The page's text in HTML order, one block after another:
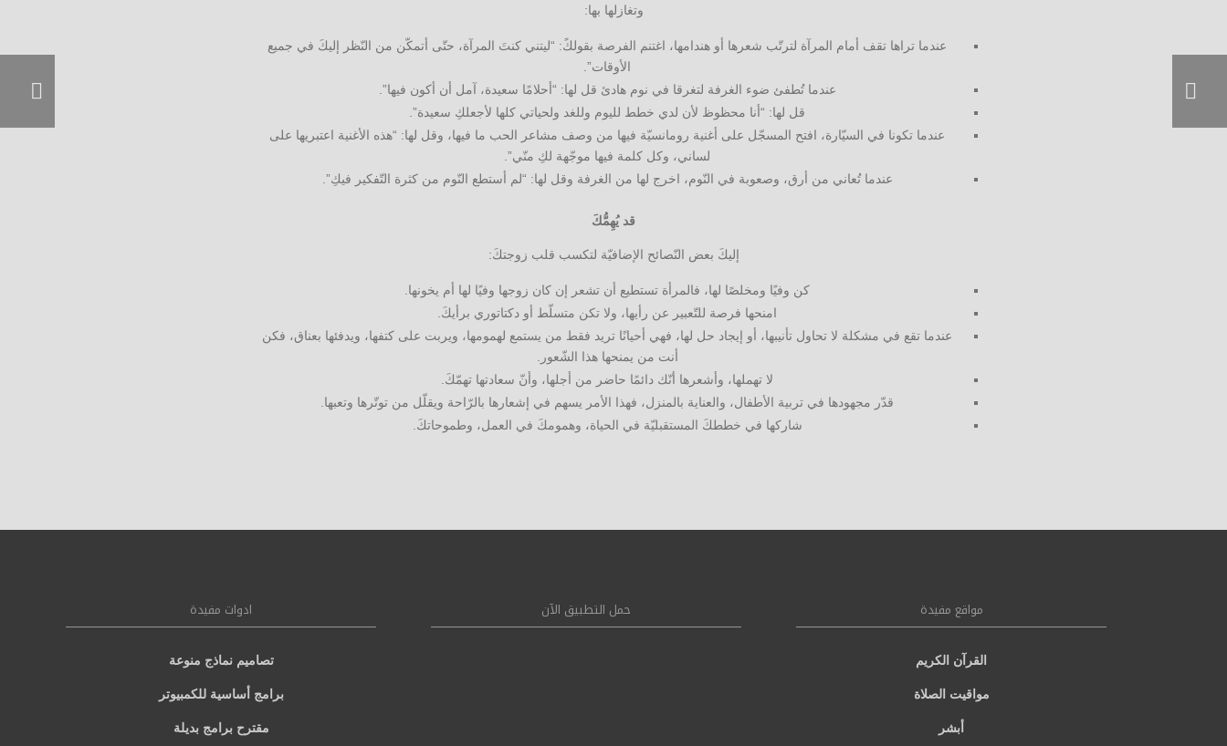
وتغازلها بها:
عندما تراها تقف أمام المرآة لترتّب شعرها أو هندامها، اغتنم الفرصة بقولكً: “ليتني كنتَ المرآة، حتّى أتمكّن من النّظر إليكَ في جميع
الأوقات”.
عندما تُطفئ ضوء الغرفة لتغرقا في نوم هادئ قل لها: “أحلامًا سعيدة، آمل أن أكون فيها”.
قل لها: “أنا محظوظ لأن لدي خطط لليوم وللغد ولحياتي كلها لأجعلكِ سعيدة”.
عندما تكونا في السيّارة، افتح المسجّل على أغنية رومانسيّة فيها من وصف مشاعر الحب ما فيها، وقل لها: “هذه الأغنية اعتبريها على
لساني، وكل كلمة فيها موجّهة لكِ منّي”.
عندما تُعاني من أرق، وصعوبة في النّوم، اخرج لها من الغرفة وقل لها: “لم أستطع النّوم من كثرة التّفكير فيكِ”.
قد يُهِمُّكَ
إليكَ بعض النّصائح الإضافيّة لتكسب قلب زوجتكَ:
كن وفيًا ومخلصًا لها، فالمرأة تستطيع أن تشعر إن كان زوجها وفيًا لها أم يخونها.
امنحها فرصة للتّعبير عن رأيها، ولا تكن متسلّط أو دكتاتوري برأيكَ.
عندما تقع في مشكلة لا تحاول تأنيبها، أو إيجاد حل لها، فهي أحيانًا تريد فقط من يستمع لهمومها، ويربت على كتفها، ويدفئها بعناق، فكن
أنت من يمنحها هذا الشّعور.
لا تهملها، وأشعرها أنّك دائمًا حاضر من أجلها، وأنّ سعادتها تهمّكَ.
قدّر مجهودها في تربية الأطفال، والعناية بالمنزل، فهذا الأمر يسهم في إشعارها بالرّاحة ويقلّل من توتّرها وتعبها.
شاركها في خططكَ المستقبليّة في الحياة، وهمومكَ في العمل، وطموحاتكَ.
مواقع مفيدة
القرآن الكريم
مواقيت الصلاة
أبشر
حمل التطبيق الآن ادوات مفيدة
تصاميم نماذج منوعة
برامج أساسية للكمبيوتر
مقترح برامج بديلة